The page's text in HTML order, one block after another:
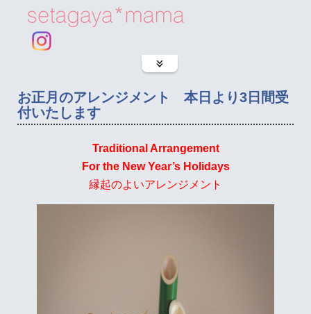
お正月のアレンジメント 本日より3日間受
付いたします
Traditional Arrangement
For the New Year’s Holidays
縁起のよいアレンジメント